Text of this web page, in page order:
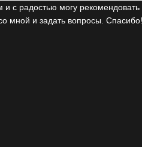
с радостью могу
мной и задать вопросы. Спасибо!